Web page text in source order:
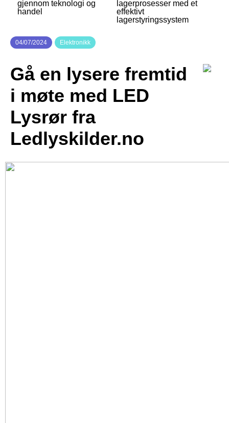
gjennom teknologi og
handel
lagerprosesser med et
effektivt
lagerstyringssystem
04/07/2024 Elektronikk
Gå en lysere fremtid
i møte med LED
Lysrør fra
Ledlyskilder.no